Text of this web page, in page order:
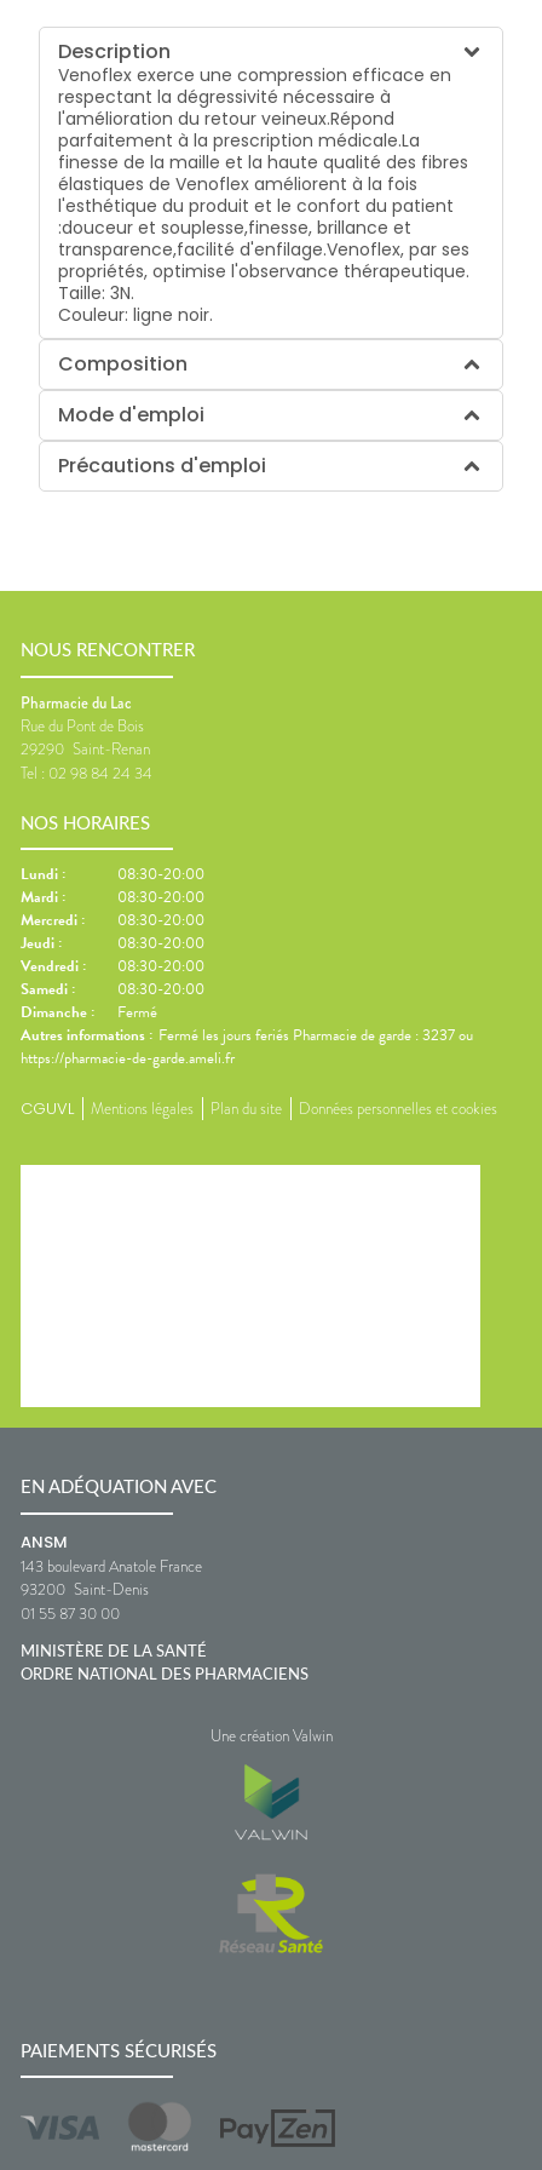
Description
Venoflex exerce une compression efficace en
respectant la dégressivité nécessaire à
l'amélioration du retour veineux.Répond
parfaitement à la prescription médicale.La
finesse de la maille et la haute qualité des fibres
élastiques de Venoflex améliorent à la fois
l'esthétique du produit et le confort du patient
:douceur et souplesse,finesse, brillance et
transparence,facilité d'enfilage.Venoflex, par ses
propriétés, optimise l'observance thérapeutique.
Taille: 3N.
Couleur: ligne noir.
Composition
Mode d'emploi
Précautions d'emploi
NOUS RENCONTRER
Pharmacie du Lac
Rue du Pont de Bois
29290 Saint-Renan
Tel : 02 98 84 24 34
NOS HORAIRES
Lundi :
08:30-20:00
Mardi :
08:30-20:00
Mercredi :
08:30-20:00
Jeudi :
08:30-20:00
Vendredi :
08:30-20:00
Samedi :
08:30-20:00
Dimanche :
Fermé
Autres informations : Fermé les jours feriés Pharmacie de garde : 3237 ou
https://pharmacie-de-garde.ameli.fr
CGUVL Mentions légales Plan du site Données personnelles et cookies
EN ADÉQUATION AVEC
ANSM
143 boulevard Anatole France
93200 Saint-Denis
01 55 87 30 00
MINISTÈRE DE LA SANTÉ
ORDRE NATIONAL DES PHARMACIENS
Une création Valwin
PAIEMENTS SÉCURISÉS